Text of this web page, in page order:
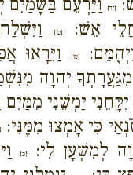
{יד}
אֵשׁ:
{טו}וַיִּשְׁלַח
{טז}
וַיֵּרָאוּ
יְהוָה
יַמְשֵׁנִי מִמַּיִם
כִּי אָמְצוּ מִמֶּנִּי:
לְמִשְׁעָן לִי:
{כ}